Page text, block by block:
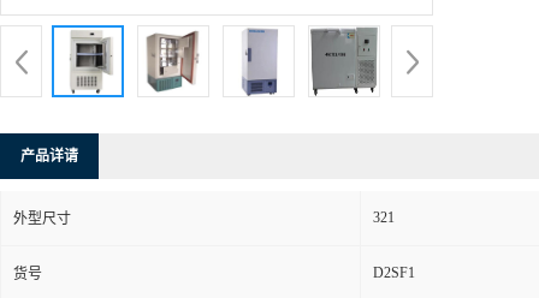
产品详请
外型尺寸 321
货号 D2SF1